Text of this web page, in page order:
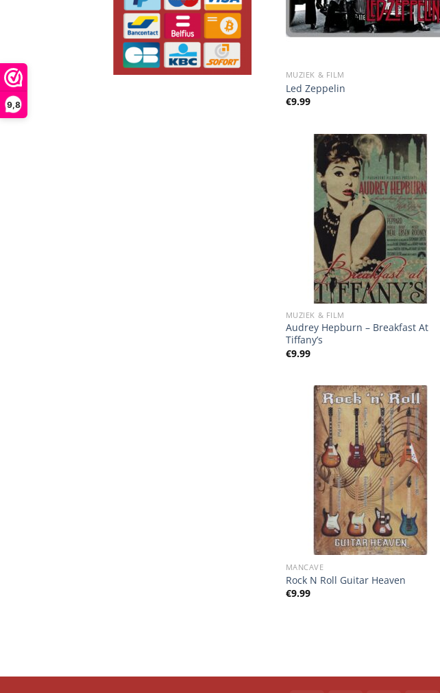
9,8
MUZIEK & FILM
Led Zeppelin
€9.99
MUZIEK & FILM
Audrey Hepburn – Breakfast At
Tiffany’s
€9.99
MANCAVE
Rock N Roll Guitar Heaven
€9.99